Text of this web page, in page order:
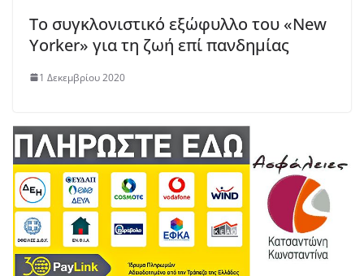
Το συγκλονιστικό εξώφυλλο του «New
Yorker» για τη ζωή επί πανδημίας
1 Δεκεμβρίου 2020